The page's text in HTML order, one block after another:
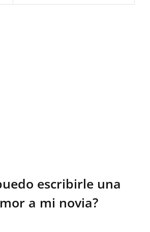
escribirle una
a mi novia?